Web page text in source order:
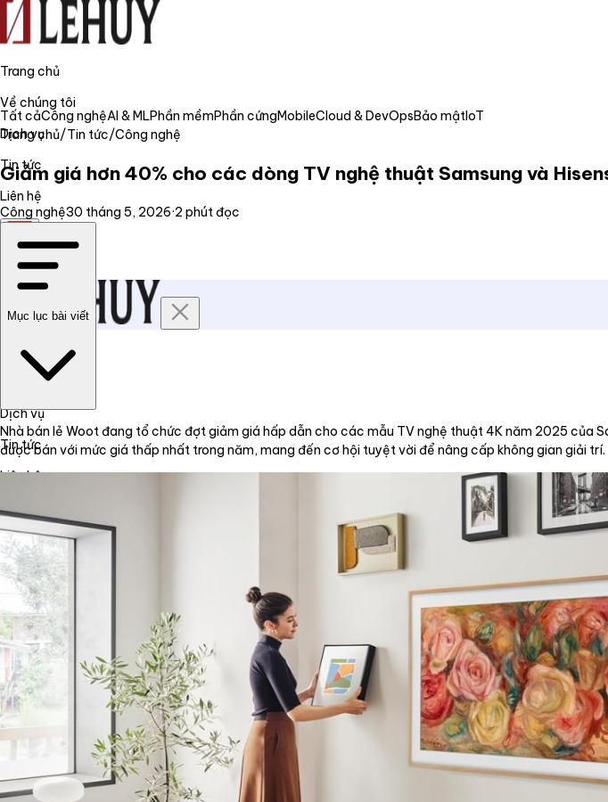
Trang chủ
Về chúng tôi
Dịch vụ
Tin tức
Liên hệ
Trang chủ
Về chúng tôi
Dịch vụ
Tin tức
Liên hệ
Tiếng Việt
Tất cảCông nghệAI & MLPhần mềmPhần cứngMobileCloud & DevOpsBảo mậtIoT
Trang chủ/Tin tức/Công nghệ
Giảm giá hơn 40% cho các dòng TV nghệ thuật Samsung và
Công nghệ30 tháng 5, 2026·2 phút đọc
Mục lục bài viết
Nhà bán lẻ Woot đang tổ chức đợt giảm giá hấp dẫn cho các mẫu TV nghệ thuật 4K năm 2025 của
được bán với mức giá thấp nhất trong năm, mang đến cơ hội tuyệt vời để nâng cấp không gian giải trí.